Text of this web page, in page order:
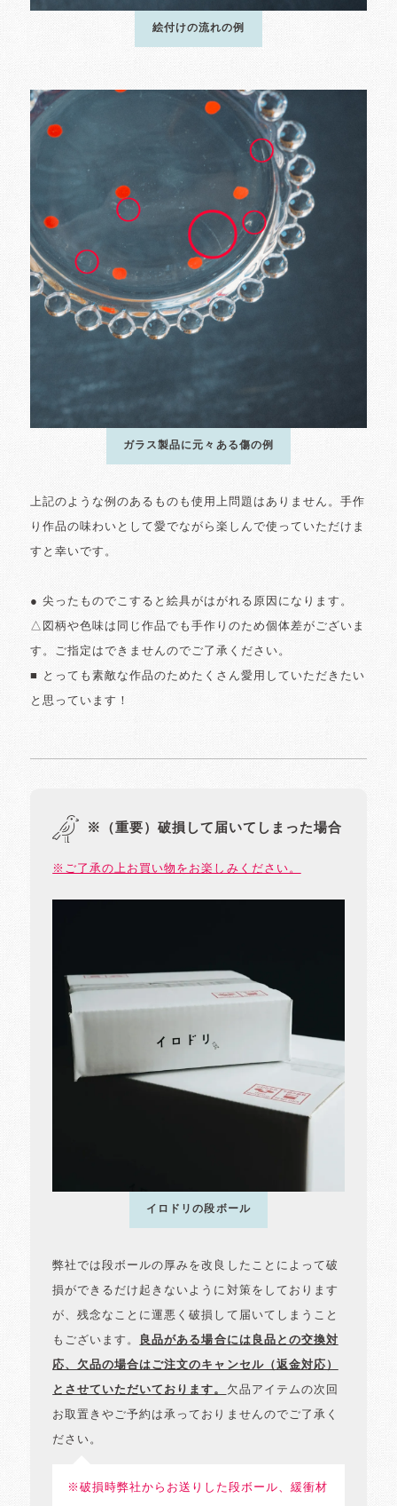
絵付けの流れの例
ガラス製品に元々ある傷の例
上記のような例のあるものも使用上問題はありません。手作
り作品の味わいとして愛でながら楽しんで使っていただけま
すと幸いです。
● 尖ったものでこすると絵具がはがれる原因になります。
△図柄や色味は同じ作品でも手作りのため個体差がございま
す。ご指定はできませんのでご了承ください。
■ とっても素敵な作品のためたくさん愛用していただきたい
と思っています！
※（重要）破損して届いてしまった場合
※ご了承の上お買い物をお楽しみください。
イロドリの段ボール
弊社では段ボールの厚みを改良したことによって破
損ができるだけ起きないように対策をしております
が、残念なことに運悪く破損して届いてしまうこと
もございます。 良品がある場合には良品との交換対
応、欠品の場合はご注文のキャンセル（返金対応）
とさせていただいております。 欠品アイテムの次回
お取置きやご予約は承っておりませんのでご了承く
ださい。
※破損時弊社からお送りした段ボール、緩衝材